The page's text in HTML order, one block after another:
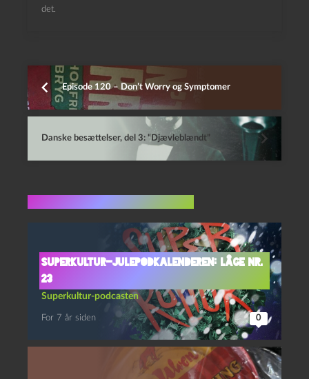
det.
Episode 120 – Don’t Worry og Symptomer
Danske besættelser, del 3: “Djævleblændt”
Superkultur-julepodkalenderen: Låge nr.
23
Superkultur-podcasten
For 7 år siden 0